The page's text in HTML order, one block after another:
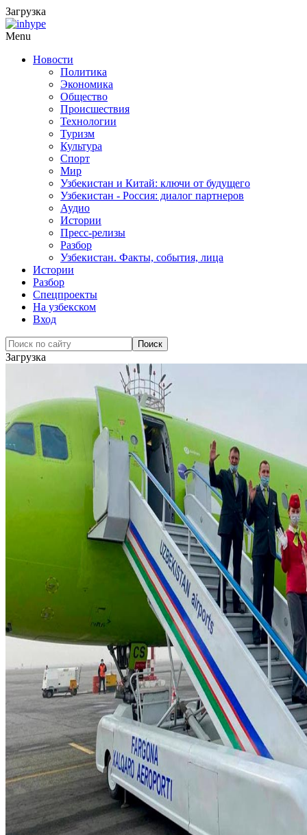
Загрузка
Menu
Новости
Политика
Экономика
Общество
Происшествия
Технологии
Туризм
Культура
Спорт
Мир
Узбекистан и Китай: ключи от будущего
Узбекистан - Россия: диалог партнеров
Аудио
Истории
Пресс-релизы
Разбор
Узбекистан. Факты, события, лица
Истории
Разбор
Спецпроекты
На узбекском
Вход
Загрузка